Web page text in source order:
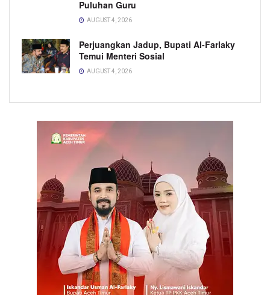
Puluhan Guru
AUGUST 4, 2026
Perjuangkan Jadup, Bupati Al-Farlaky
Temui Menteri Sosial
AUGUST 4, 2026